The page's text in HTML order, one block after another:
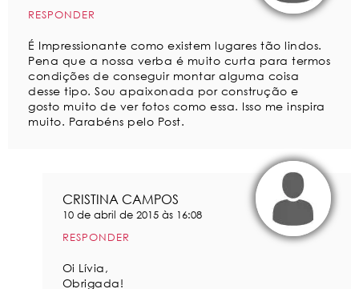
RESPONDER
É Impressionante como existem lugares tão lindos.
Pena que a nossa verba é muito curta para termos
condições de conseguir montar alguma coisa
desse tipo. Sou apaixonada por construção e
gosto muito de ver fotos como essa. Isso me inspira
muito. Parabéns pelo Post.
CRISTINA CAMPOS
10 de abril de 2015 às 16:08
RESPONDER
Oi Lívia,
Obrigada!